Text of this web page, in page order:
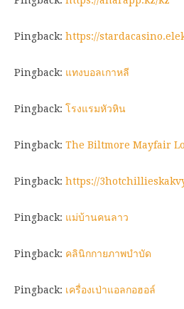
Pingback: https://
Pingback: แทงบอลเกาหลี
Pingback: โรงแรมหัวหิน
Pingback: The Biltmore Mayfair
Pingback: https://
Pingback: แม่บ้านคนลาว
Pingback: คลินิกกายภาพบำบัด
Pingback: เครื่องเป่าแอลกอฮอล์